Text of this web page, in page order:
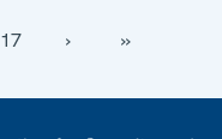
17 › ››